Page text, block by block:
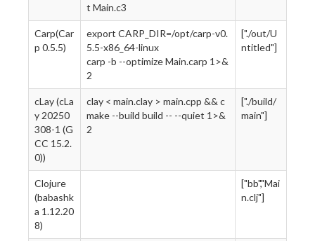
t Main.c3
Carp(Car
p 0.5.5)
export CARP_DIR=/opt/carp-v0.
5.5-x86_64-linux
carp -b --optimize Main.carp 1>&
2
["./out/U
ntitled"]
cLay (cLa
y 20250
308-1 (G
CC 15.2.
0))
clay < main.clay > main.cpp && c
make --build build -- --quiet 1>&
2
["./build/
main"]
Clojure
(babashk
a 1.12.20
8)
["bb","Mai
n.clj"]